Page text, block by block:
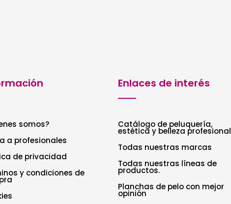
somos?
a profesionales
de privacidad
y condiciones de
Enlaces de interés
Catálogo de peluquería,
estética y belleza profesional
Todas nuestras marcas
Todas nuestras líneas de
productos.
Planchas de pelo con mejor
opinión